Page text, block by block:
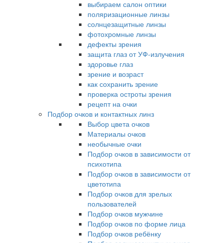
выбираем салон оптики
поляризационные линзы
солнцезащитные линзы
фотохромные линзы
дефекты зрения
защита глаз от УФ-излучения
здоровье глаз
зрение и возраст
как сохранить зрение
проверка остроты зрения
рецепт на очки
Подбор очков и контактных линз
Выбор цвета очков
Материалы очков
необычные очки
Подбор очков в зависимости от
психотипа
Подбор очков в зависимости от
цветотипа
Подбор очков для зрелых
пользователей
Подбор очков мужчине
Подбор очков по форме лица
Подбор очков ребёнку